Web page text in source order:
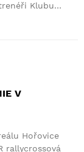
Klubu…
V
Hořovice
rallycrossová